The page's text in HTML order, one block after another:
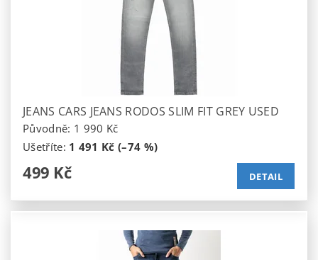
JEANS CARS JEANS RODOS SLIM FIT GREY USED
Původně: 1 990 Kč
Ušetříte: 1 491 Kč (–74 %)
499 Kč DETAIL